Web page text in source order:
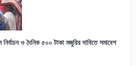
ও দৈনিক ৫০০ টাকা মজুরির দাবিতে সমাবেশ